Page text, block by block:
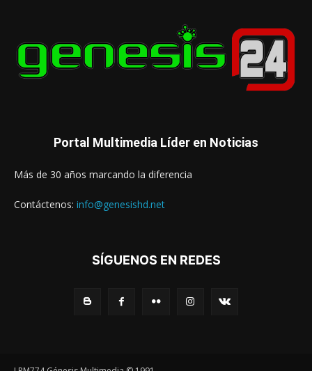
Portal Multimedia Líder en Noticias
Más de 30 años marcando la diferencia
Contáctenos: info@genesishd.net
SÍGUENOS EN REDES